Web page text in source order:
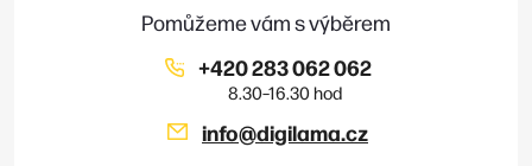
info@digilama.cz
+420 283 062 062